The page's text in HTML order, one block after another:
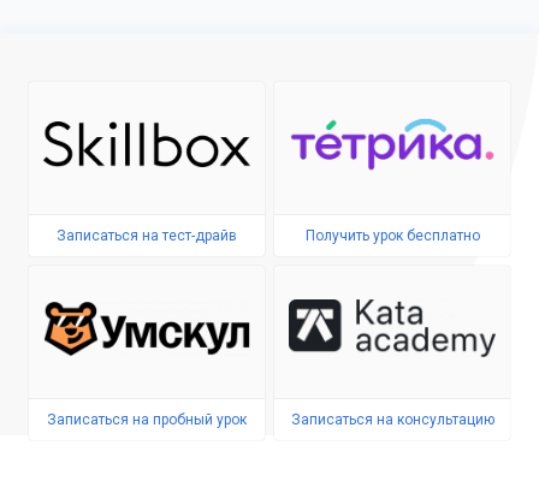
Записаться на тест-драйв Получить урок бесплатно
Записаться на пробный урок Записаться на консультацию